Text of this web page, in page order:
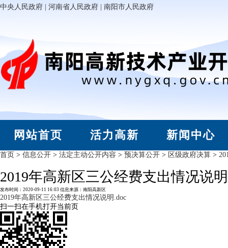
中央人民政府 河南省人民政府 南阳市人民政府
网站首页 活力高新 新闻中心
首页 > 信息公开 > 法定主动公开内容 > 预决算公开 > 区级政府决算 >
2019年高新区三公经费支出情况说明
发布时间： 2020-09-11 16:03 信息来源： 南阳高新区
2019年高新区三公经费支出情况说明.doc
扫一扫在手机打开当前页